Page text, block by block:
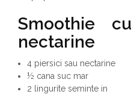
Smoothie
nectarine
4 piersici sau nectarine
½ cana suc mar
2 lingurite seminte in